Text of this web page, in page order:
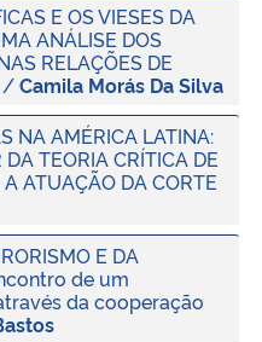
E OS VIESES DA
ANÁLISE DOS
RELAÇÕES DE
/Camila Morás Da Silva
NA AMÉRICA LATINA:
TEORIA CRÍTICA DE
ATUAÇÃO DA CORTE
E DA
de um
da cooperação